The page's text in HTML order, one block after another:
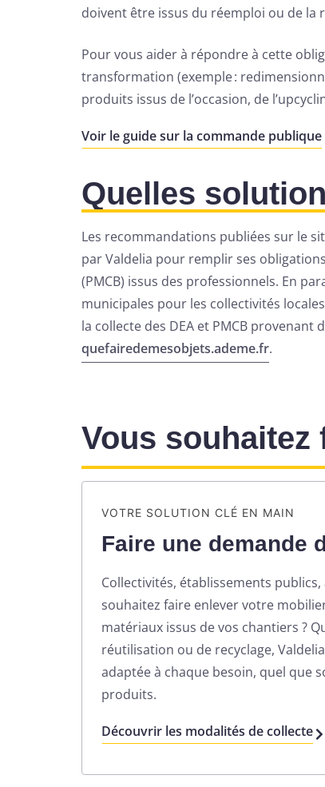
doivent être issus du réemploi ou de
Pour vous aider à répondre à cette
transformation (exemple :
produits issus de l’occasion, de
Voir le guide sur la commande publique
Quelles
Les recommandations publiées sur le
par Valdelia pour remplir ses
(PMCB) issus des professionnels. En
municipales pour les collectivités
la collecte des DEA et PMCB provenant
quefairedemesobjets.ademe.fr.
Vous souhaitez
VOTRE SOLUTION CLÉ EN MAIN
Faire une demande
Collectivités, établissements
souhaitez faire enlever votre
matériaux issus de vos chantiers ?
réutilisation ou de recyclage,
adaptée à chaque besoin, quel que
produits.
Découvrir les modalités de collecte